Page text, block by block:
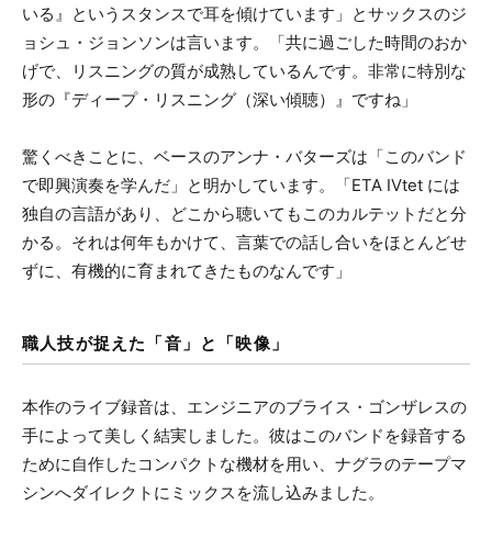
いる』というスタンスで耳を傾けています」とサックスのジ
ョシュ・ジョンソンは言います。「共に過ごした時間のおか
げで、リスニングの質が成熟しているんです。非常に特別な
形の『ディープ・リスニング（深い傾聴）』ですね」
驚くべきことに、ベースのアンナ・バターズは「このバンド
で即興演奏を学んだ」と明かしています。「ETA IVtet には
独自の言語があり、どこから聴いてもこのカルテットだと分
かる。それは何年もかけて、言葉での話し合いをほとんどせ
ずに、有機的に育まれてきたものなんです」
職人技が捉えた「音」と「映像」
本作のライブ録音は、エンジニアのブライス・ゴンザレスの
手によって美しく結実しました。彼はこのバンドを録音する
ために自作したコンパクトな機材を用い、ナグラのテープマ
シンへダイレクトにミックスを流し込みました。